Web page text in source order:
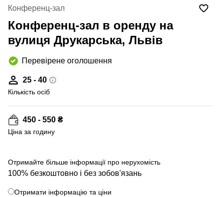
Конференц-зал
Конференц-зал в оренду на
вулиця Друкарська, Львів
Перевірене оголошення
25 - 40
Кількість осіб
450 - 550 ₴
Ціна за годину
Отримайте більше інформації про нерухомість
100% безкоштовно і без зобов'язань
Отримати інформацію та ціни